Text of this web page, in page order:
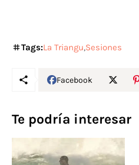
Tags:La Triangu Sesiones
Facebook
Te podría interesar